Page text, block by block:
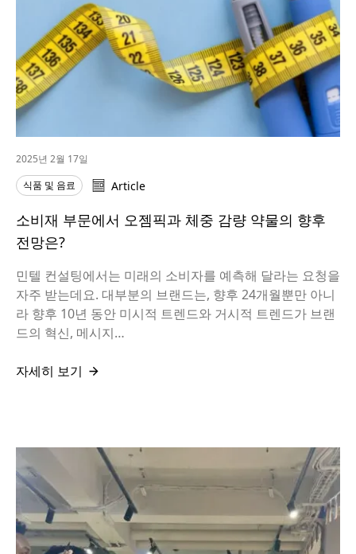
2025년 2월 17일
식품 및 음료
Article
소비재 부문에서 오젬픽과 체중 감량 약물의 향후
전망은?
민텔 컨설팅에서는 미래의 소비자를 예측해 달라는 요청을
자주 받는데요. 대부분의 브랜드는, 향후 24개월뿐만 아니
라 향후 10년 동안 미시적 트렌드와 거시적 트렌드가 브랜
드의 혁신, 메시지…
자세히 보기